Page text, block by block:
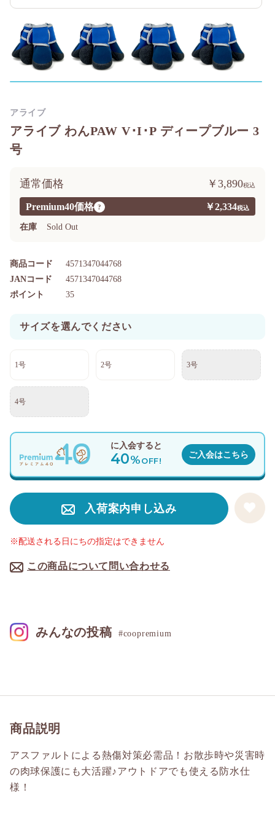
アライブ わんPAW V･I･P ディープブルー 3
号
Premium40価格 ? ￥2,334
通常価格 ￥3,890
在庫 Sold Out
商品コード 4571347044768
ポイント 35
JANコード 4571347044768
サイズを選んでください
1号 2号 3号
4号
入荷案内申し込み
この商品について問い合わせる
アライブ
※配送される日にちの指定はできません
に入会すると
40%OFF!
ご入会はこちら
商品説明
アスファルトによる熱傷対策必需品！お散歩時や災害時
の肉球保護にも大活躍♪アウトドアでも使える防水仕
様！
みんなの投稿 #coopremium